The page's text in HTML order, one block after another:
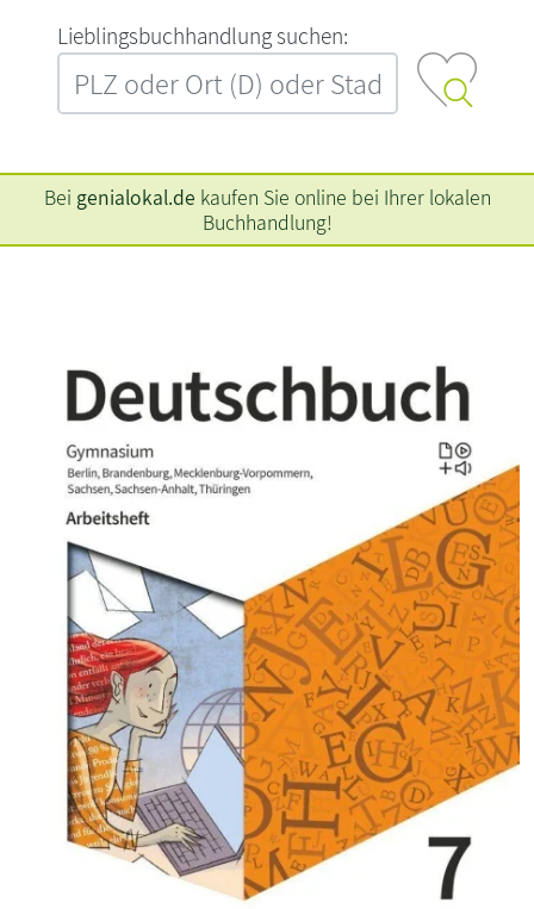
L‍i‍e‍b‍l‍i‍n‍g‍s‍b‍u‍c‍h‍h‍a‍n‍d‍l‍u‍n‍g‍ ‍s‍u‍c‍h‍e‍n‍:‍
Bei genialokal.de kaufen Sie online bei Ihrer lokalen
Buchhandlung!